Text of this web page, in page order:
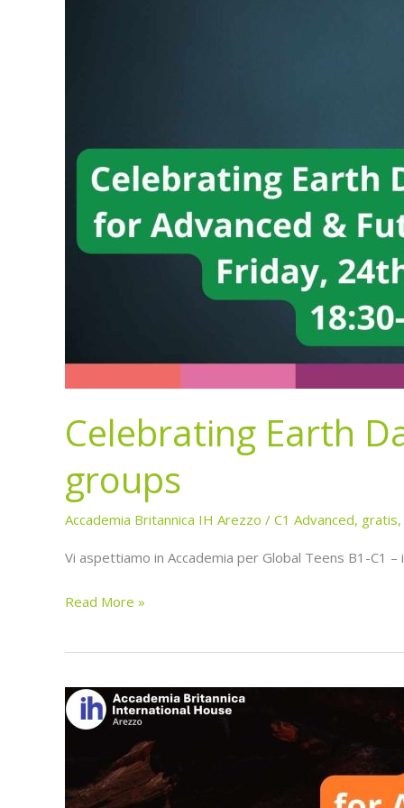
Celebrating Earth
groups
Accademia Britannica IH Arezzo / C1 Advanced, gratis,
Vi aspettiamo in Accademia per Global Teens B1-C1
groups
Read More »
Halloween
and
for